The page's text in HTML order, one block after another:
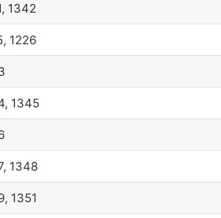
1342
1226
1345
1348
1351